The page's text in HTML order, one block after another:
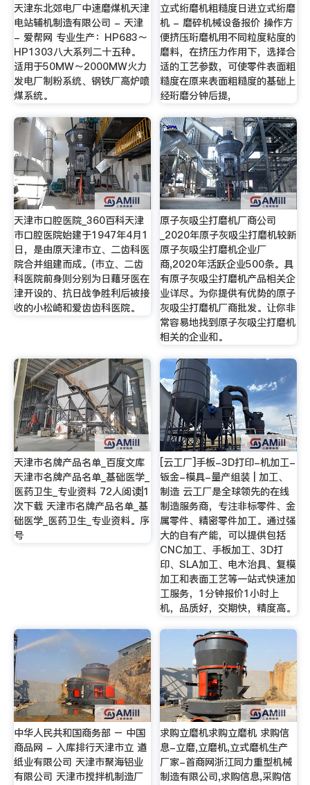
天津东北郊电厂中速磨煤机天津
电站辅机制造有限公司 - 天津
- 爱帮网 专业生产：HP683～
HP1303八大系列二十五种。
适用于50MW～2000MW火力
发电厂制粉系统、钢铁厂高炉喷
煤系统。
立式绗磨机粗糙度日进立式绗磨
机 - 磨碎机械设备报价 操作方
便挤压珩磨机用不同粒度粘度的
磨料，在挤压力作用下，选择合
适的工艺参数，可使零件表面粗
糙度在原来表面粗糙度的基础上
经珩磨分钟后提,
天津市口腔医院_360百科天津
市口腔医院始建于1947年4月1
日，是由原天津市立、二齿科医
院合并组建而成。(市立、二齿
科医院前身则分别为日藉牙医在
津开设的、抗日战争胜利后被接
收的小松崎和爱齿齿科医院。
原子灰吸尘打磨机厂商公司
_2020年原子灰吸尘打磨机较新
原子灰吸尘打磨机企业厂
商,2020年活跃企业500条。具
有原子灰吸尘打磨机产品相关企
业详尽。为你提供有优势的原子
灰吸尘打磨机厂商批发。让你非
常容易地找到原子灰吸尘打磨机
相关的企业和。
天津市名牌产品名单_百度文库
天津市名牌产品名单_基础医学_
医药卫生_专业资料 72人阅读|1
次下载 天津市名牌产品名单_基
础医学_医药卫生_专业资料。序
号
[云工厂]手板-3D打印-机加工-
钣金-模具-量产组装 | 加工、
制造 云工厂是全球领先的在线
制造服务商，专注非标零件、金
属零件、精密零件加工。通过强
大的自有产能，可以提供包括
CNC加工、手板加工、3D打
印、SLA加工、电木治具、复模
加工和表面工艺等一站式快速加
工服务，1分钟报价1小时上
机，品质好，交期快，精度高。
中华人民共和国商务部 – 中国
商品网 - 入库排行天津市立 遒
纸业有限公司 天津市聚海铝业
有限公司 天津市搅拌机制造厂
求购立磨机求购立磨机 求购信
息-立磨,立磨机,立式磨机生产
厂家-首商网浙江同力重型机械
制造有限公司,求购信息,采购信